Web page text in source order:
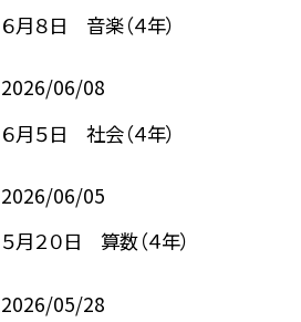
６月８日 音楽（４年）
2026/06/08
６月５日 社会（４年）
2026/06/05
５月２０日 算数（４年）
2026/05/28